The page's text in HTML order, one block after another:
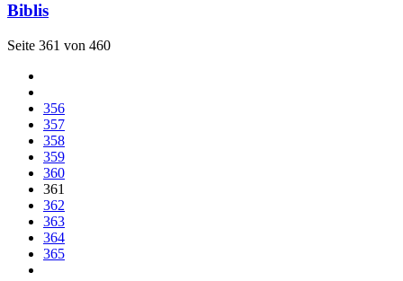
Biblis
Seite 361 von 460
356
357
358
359
360
361
362
363
364
365